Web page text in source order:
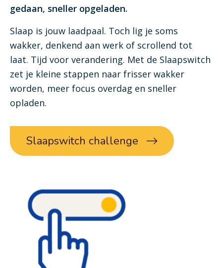
gedaan, sneller opgeladen.
Slaap is jouw laadpaal. Toch lig je soms
wakker, denkend aan werk of scrollend tot
laat. Tijd voor verandering. Met de Slaapswitch
zet je kleine stappen naar frisser wakker
worden, meer focus overdag en sneller
opladen.
Slaapswitch challenge